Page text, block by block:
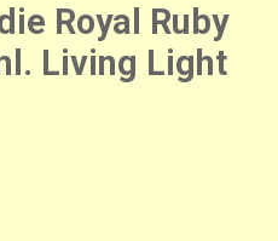
Royal Ruby
Living Light